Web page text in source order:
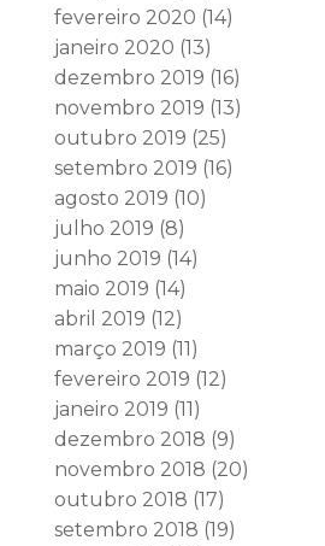
fevereiro 2020 (14)
janeiro 2020 (13)
dezembro 2019 (16)
novembro 2019 (13)
outubro 2019 (25)
setembro 2019 (16)
agosto 2019 (10)
julho 2019 (8)
junho 2019 (14)
maio 2019 (14)
abril 2019 (12)
março 2019 (11)
fevereiro 2019 (12)
janeiro 2019 (11)
dezembro 2018 (9)
novembro 2018 (20)
outubro 2018 (17)
setembro 2018 (19)